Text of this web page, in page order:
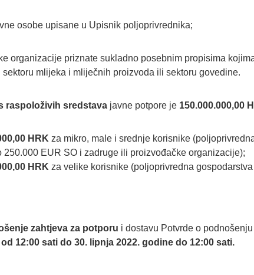
osobe upisane u Upisnik poljoprivrednika;
organizacije priznate sukladno posebnim propisima
mlijeka i mliječnih proizvoda ili sektoru govedine.
raspoloživih sredstava javne potpore je 150.000.000,00
HRK za mikro, male i srednje korisnike
250.000 EUR SO i zadruge ili proizvođačke organizacije);
HRK za velike korisnike (poljoprivredna
zahtjeva za potporu i dostavu Potvrde o
12:00 sati do 30. lipnja 2022. godine do 12:00 sati.